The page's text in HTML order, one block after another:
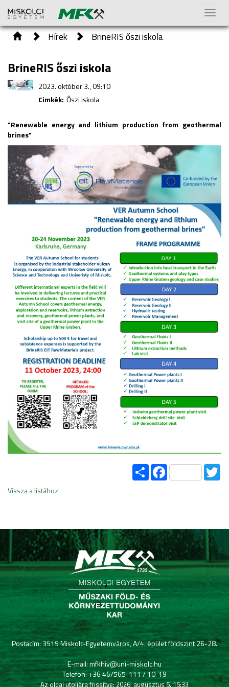
Toggle
Hírek BrineRIS őszi iskola
BrineRIS őszi iskola
2023. október 3., 09:10
Cimkék: Őszi iskola
"Renewable energy and lithium production from geothermal
brines"
ShareFacebook
Vissza a listához
Postacím: 3515 Miskolc-Egyetemváros, A/4. épület földszint 26-28.
E-mail: mfkhiv@uni-miskolc.hu
Telefon: +36 46/565-111 / 10-19
Az oldal utoljára frissítve: 2026. augusztus 5. 15:33